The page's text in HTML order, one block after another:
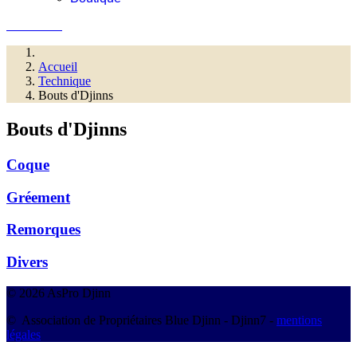
Accueil
Technique
Bouts d'Djinns
Bouts d'Djinns
Coque
Gréement
Remorques
Divers
© 2026 AsPro Djinn
© Association de Propriétaires Blue Djinn - Djinn7 - mentions
légales